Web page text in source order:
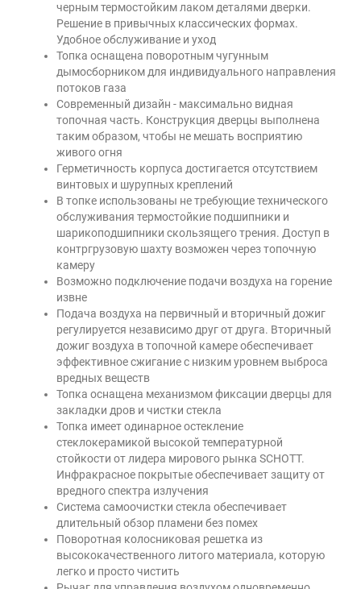
черным термостойким лаком деталями дверки.
Решение в привычных классических формах.
Удобное обслуживание и уход
Топка оснащена поворотным чугунным
дымосборником для индивидуального направления
потоков газа
Современный дизайн - максимально видная
топочная часть. Конструкция дверцы выполнена
таким образом, чтобы не мешать восприятию
живого огня
Герметичность корпуса достигается отсутствием
винтовых и шурупных креплений
В топке использованы не требующие технического
обслуживания термостойкие подшипники и
шарикоподшипники скользящего трения. Доступ в
контргрузовую шахту возможен через топочную
камеру
Возможно подключение подачи воздуха на горение
извне
Подача воздуха на первичный и вторичный дожиг
регулируется независимо друг от друга. Вторичный
дожиг воздуха в топочной камере обеспечивает
эффективное сжигание с низким уровнем выброса
вредных веществ
Топка оснащена механизмом фиксации дверцы для
закладки дров и чистки стекла
Топка имеет одинарное остекление
стеклокерамикой высокой температурной
стойкости от лидера мирового рынка SCHOTT.
Инфракрасное покрытые обеспечивает защиту от
вредного спектра излучения
Система самоочистки стекла обеспечивает
длительный обзор пламени без помех
Поворотная колосниковая решетка из
высококачественного литого материала, которую
легко и просто чистить